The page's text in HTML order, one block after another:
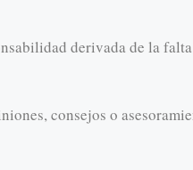
derivada de la
consejos o